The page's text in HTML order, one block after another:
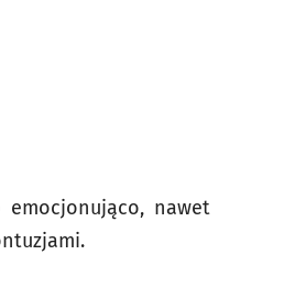
emocjonująco, nawet